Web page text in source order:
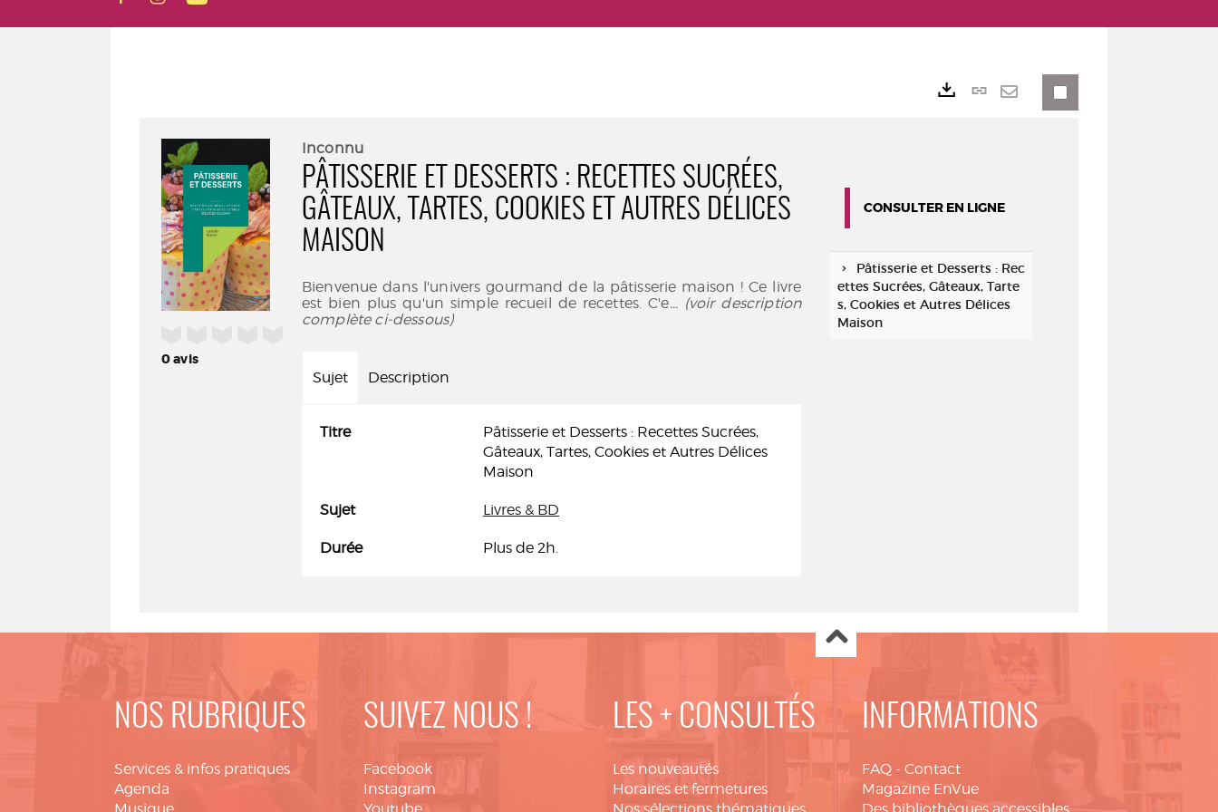
0avis
Inconnu
PÂTISSERIE ET DESSERTS : RECETTES SUCRÉES,
GÂTEAUX, TARTES, COOKIES ET AUTRES DÉLICES
MAISON
Bienvenue dans l'univers gourmand de la pâtisserie maison ! Ce livre
est bien plus qu'un simple recueil de recettes. C'e... (voir description
complète ci-dessous)
Sujet Description
Titre
Pâtisserie et Desserts : Recettes Sucrées,
Gâteaux, Tartes, Cookies et Autres Délices
Maison
Sujet Livres & BD
Durée Plus de 2h.
Lien
CONSULTER EN LIGNE
Pâtisserie et Desserts : Rec
ettes Sucrées, Gâteaux, Tarte
s, Cookies et Autres Délices
Maison
NOS RUBRIQUES
Services & infos pratiques
Agenda
SUIVEZ NOUS !
Facebook
Instagram
LES + CONSULTÉS
Les nouveautés
Horaires et fermetures
INFORMATIONS
FAQ - Contact
Magazine EnVue